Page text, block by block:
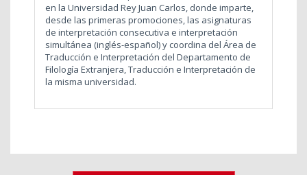
en la Universidad Rey Juan Carlos, donde imparte,
desde las primeras promociones, las asignaturas
de interpretación consecutiva e interpretación
simultánea (inglés-español) y coordina del Área de
Traducción e Interpretación del Departamento de
Filología Extranjera, Traducción e Interpretación de
la misma universidad.